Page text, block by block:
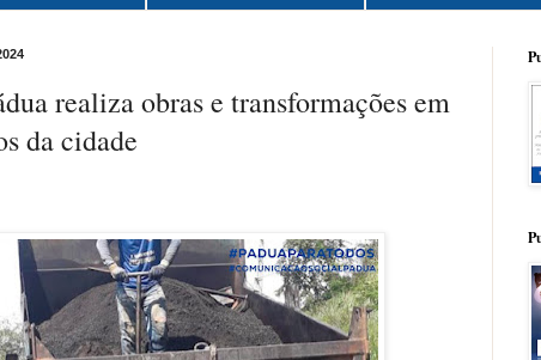
realiza obras e transformações em
da cidade